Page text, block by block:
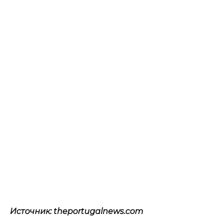
Источник: theportugalnews.com